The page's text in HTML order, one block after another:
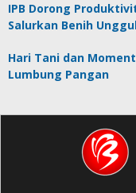
IPB Dorong
Salurkan Benih
Hari Tani dan
Lumbung Pangan